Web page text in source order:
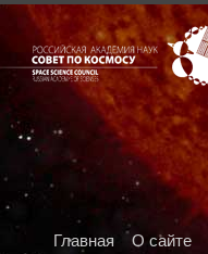
Главная О сайте